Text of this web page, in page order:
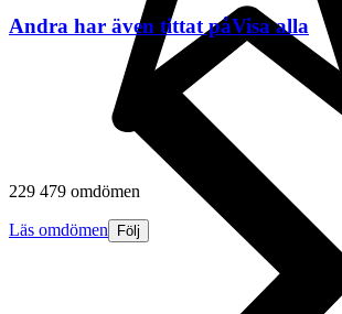
229 479 omdömen
Läs omdömen Följ
Andra har även tittat påVisa alla